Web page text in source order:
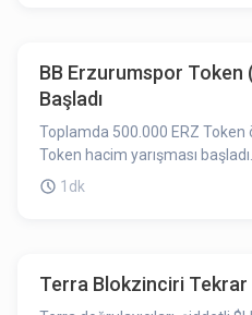
BB Erzurumspor Token
Başladı
Toplamda 500.000 ERZ
Token hacim yarışması başladı.
1dk
Terra Blokzinciri Tekrar